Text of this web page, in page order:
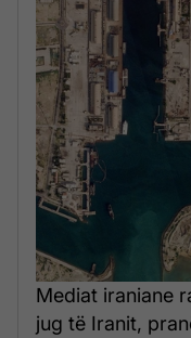
Mediat iraniane
jug të Iranit,